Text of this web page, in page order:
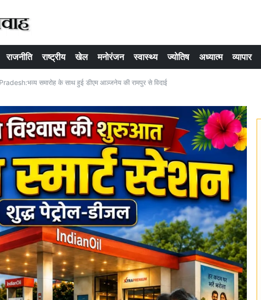
राजनीति राष्ट्रीय खेल मनोरंजन स्वास्थ्य ज्योतिष अध्यात्म व्यापार
समारोह के साथ हुई डीएम आञ्जनेय की रामपुर से विदाई